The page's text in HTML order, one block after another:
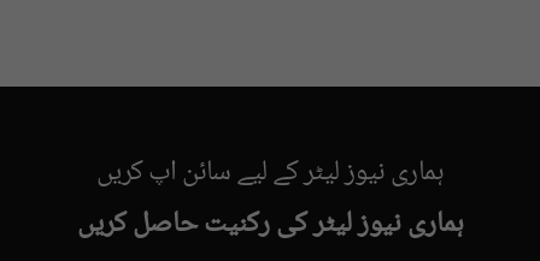
ہماری نیوز لیٹر کے لیے سائن اپ کریں
ہماری نیوز لیٹر کی رکنیت حاصل کریں